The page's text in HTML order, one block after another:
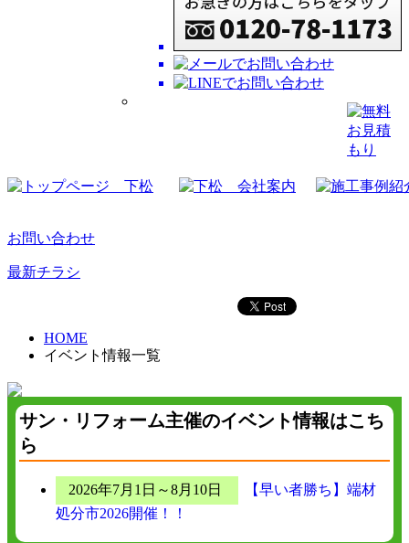
お問い合わせ
最新チラシ
HOME
イベント情報一覧
サン・リフォーム主催のイベント情報はこち
ら
2026年7月1日～8月10日
【早い者勝ち】端材
処分市2026開催！！